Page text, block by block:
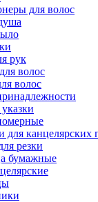
для волос
рук
волос
волос
для канцелярских
резки
бумажные